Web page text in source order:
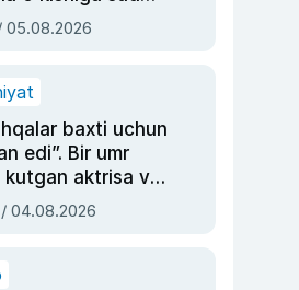
05.08.2026
baxti uchun
edi”. Bir umr
kutgan aktrisa va
Rimma
04.08.2026